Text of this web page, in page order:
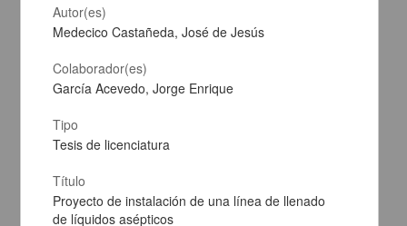
informa se irá a la costa por prescripción médica
Maytorena, José María
[sin fecha]
Autor(es)
Medecico Castañeda, José de Jesús
Colaborador(es)
García Acevedo, Jorge Enrique
Tipo
Tesis de licenciatura
Título
Proyecto de instalación de una línea de llenado
de líquidos asépticos